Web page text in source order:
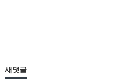
새댓글